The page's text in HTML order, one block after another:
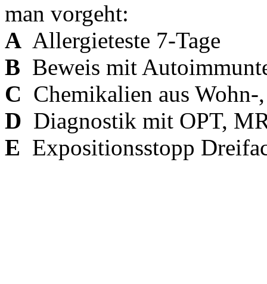
man vorgeht:
A Allergieteste 7-Tage
B Beweis mit
C Chemikalien aus
D Diagnostik mit OPT,
E Expositionsstopp